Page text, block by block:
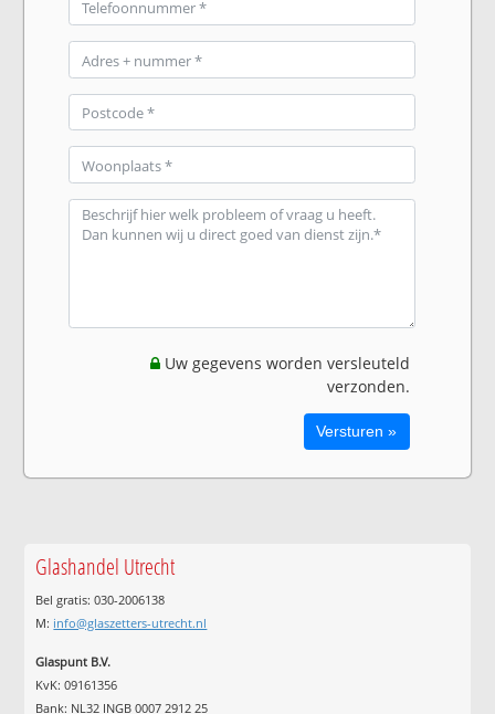
Uw gegevens worden versleuteld
verzonden.
Glashandel Utrecht
Bel gratis: 030-2006138
M: info@glaszetters-utrecht.nl
Glaspunt B.V.
KvK: 09161356
Bank: NL32 INGB 0007 2912 25